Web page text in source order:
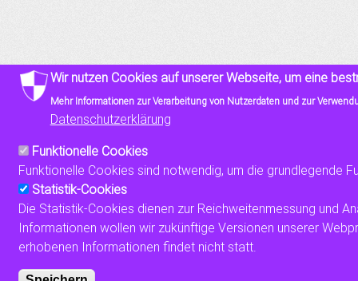
Wir nutzen Cookies auf unserer Webseite, um eine
Mehr Informationen zur Verarbeitung von Nutzerdaten und zur
Datenschutzerklärung
Funktionelle Cookies
Funktionelle Cookies sind notwendig, um die grundlegende
Statistik-Cookies
Die Statistik-Cookies dienen zur Reichweitenmessung und
Informationen wollen wir zukünftige Versionen unserer
erhobenen Informationen findet nicht statt.